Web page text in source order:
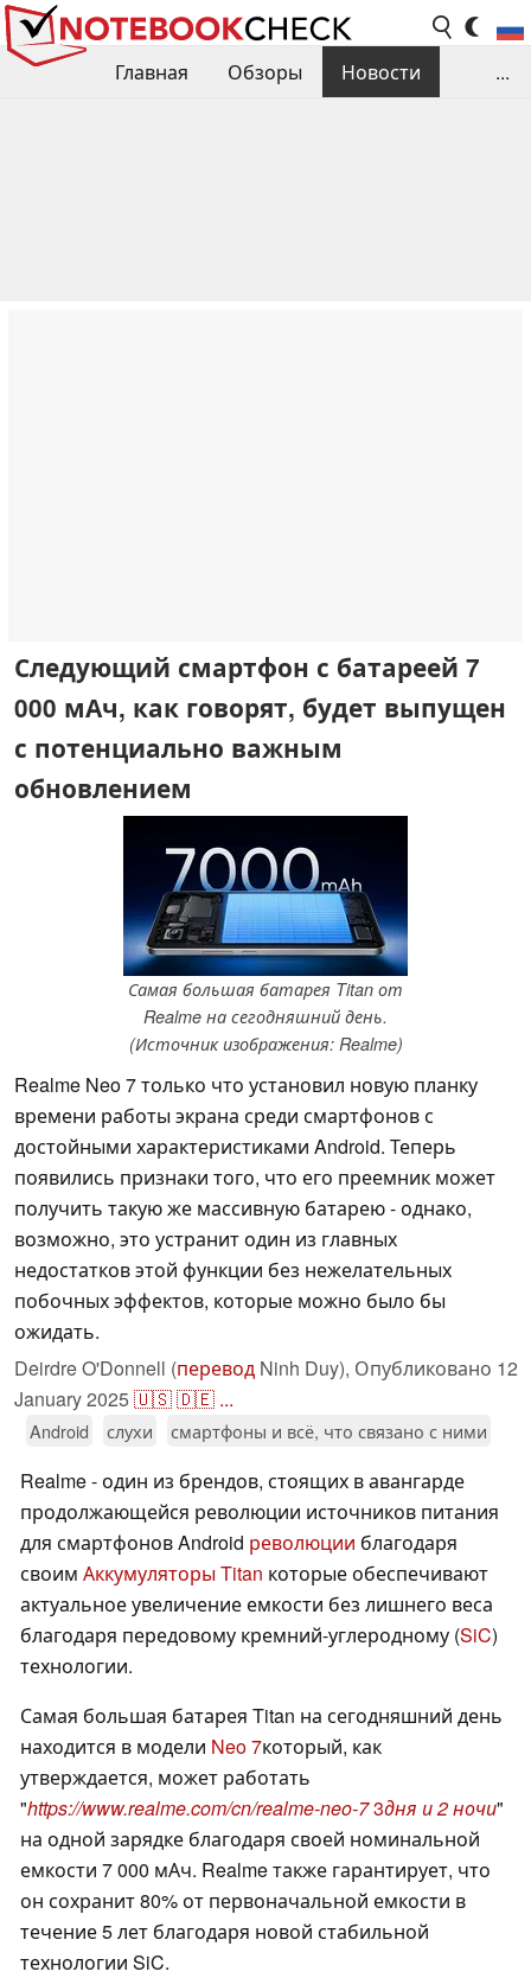
Главная Обзоры
Новости
...
Следующий смартфон с батареей 7
000 мАч, как говорят, будет выпущен
с потенциально важным
обновлением
Самая большая батарея Titan от
Realme на сегодняшний день.
(Источник изображения: Realme)
Realme Neo 7 только что установил новую планку
времени работы экрана среди смартфонов с
достойными характеристиками Android. Теперь
появились признаки того, что его преемник может
получить такую же массивную батарею - однако,
возможно, это устранит один из главных
недостатков этой функции без нежелательных
побочных эффектов, которые можно было бы
ожидать.
Deirdre O'Donnell (перевод Ninh Duy), Опубликовано 12
January 2025🇺🇸🇩🇪 ...
Android слухи смартфоны и всё, что связано с ними
Realme - один из брендов, стоящих в авангарде
продолжающейся революции источников питания
для смартфонов Android революции благодаря
своим Аккумуляторы Titan которые обеспечивают
актуальное увеличение емкости без лишнего веса
благодаря передовому кремний-углеродному (SiC)
технологии.
Самая большая батарея Titan на сегодняшний день
находится в модели Neo 7который, как
утверждается, может работать
"https://www.realme.com/cn/realme-neo-73дня и 2 ночи"
на одной зарядке благодаря своей номинальной
емкости 7 000 мАч. Realme также гарантирует, что
он сохранит 80% от первоначальной емкости в
течение 5 лет благодаря новой стабильной
технологии SiC.